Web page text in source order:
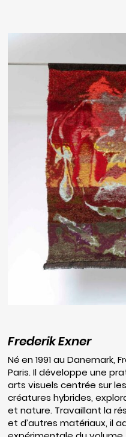
Frederik Exner
Né en 1991 au Danemark,
Paris. Il développe une
arts visuels centrée sur
créatures hybrides,
et nature. Travaillant la
et d’autres matériaux, il